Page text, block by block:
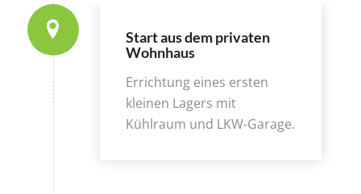
Start aus dem privaten
Wohnhaus
Errichtung eines ersten
kleinen Lagers mit
Kühlraum und LKW-Garage.